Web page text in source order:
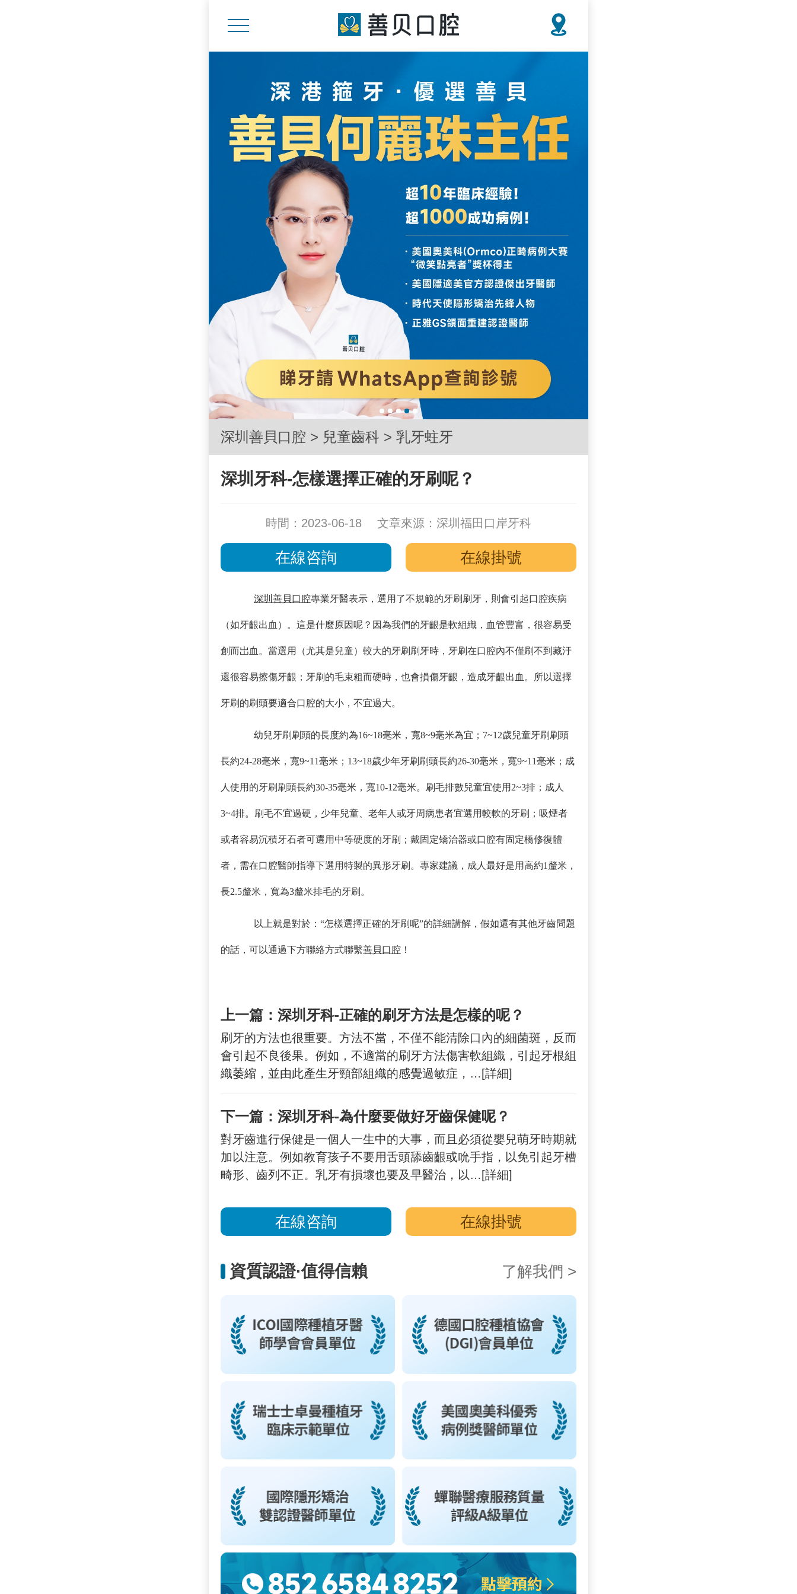
深圳善貝口腔 > 兒童齒科 > 乳牙蛀牙
深圳牙科-怎樣選擇正確的牙刷呢？
時間：2023-06-18 文章來源： 深圳福田口岸牙科
在線咨詢 在線掛號
深圳善貝口腔專業牙醫表示，選用了不規範的牙刷刷牙，則會引起口腔疾病
（如牙齦出血）。這是什麼原因呢？因為我們的牙齦是軟組織，血管豐富，很容易受
創而岀血。當選用（尤其是兒童）較大的牙刷刷牙時，牙刷在口腔內不僅刷不到藏汙
還很容易擦傷牙齦；牙刷的毛束粗而硬時，也會損傷牙齦，造成牙齦出血。所以選擇
牙刷的刷頭要適合口腔的大小，不宜過大。
幼兒牙刷刷頭的長度約為16~18毫米，寬8~9毫米為宜；7~12歲兒童牙刷刷頭
長約24-28毫米，寬9~11毫米；13~18歲少年牙刷刷頭長約26-30毫米，寬9~11毫米；成
人使用的牙刷刷頭長約30-35毫米，寬10-12毫米。刷毛排數兒童宜使用2~3排；成人
3~4排。刷毛不宜過硬，少年兒童、老年人或牙周病患者宜選用較軟的牙刷；吸煙者
或者容易沉積牙石者可選用中等硬度的牙刷；戴固定矯治器或口腔有固定橋修復體
者，需在口腔醫師指導下選用特製的異形牙刷。專家建議，成人最好是用高約1釐米，
長2.5釐米，寬為3釐米排毛的牙刷。
以上就是對於：“怎樣選擇正確的牙刷呢”的詳細講解，假如還有其他牙齒問題
的話，可以通過下方聯絡方式聯繫善貝口腔 ！
上一篇：深圳牙科-正確的刷牙方法是怎樣的呢？
刷牙的方法也很重要。方法不當，不僅不能清除口內的細菌斑，反而
會引起不良後果。例如，不適當的刷牙方法傷害軟組織，引起牙根組
織萎縮，並由此產生牙頸部組織的感覺過敏症，… [詳細]
下一篇：深圳牙科-為什麼要做好牙齒保健呢？
對牙齒進行保健是一個人一生中的大事，而且必須從嬰兒萌牙時期就
加以注意。例如教育孩子不要用舌頭舔齒齦或吮手指，以免引起牙槽
畸形、齒列不正。乳牙有損壞也要及早醫治，以… [詳細]
在線咨詢 在線掛號
資質認證·值得信賴 了解我們 >